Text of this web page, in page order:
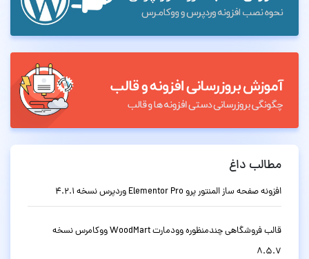
مطالب داغ
افزونه صفحه ساز المنتور پرو Elementor Pro وردپرس نسخه 4.2.1
قالب فروشگاهی چندمنظوره وودمارت WoodMart ووکامرس نسخه
8.5.7